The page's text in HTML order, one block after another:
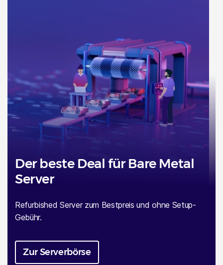
Der beste Deal für Bare Metal
Server
Refurbished Server zum Bestpreis und ohne Setup-
Gebühr.
Zur Serverbörse